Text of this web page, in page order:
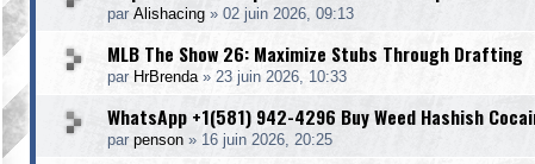
par Alishacing » 02 juin 2026, 09:13
MLB The Show 26: Maximize Stubs Through Drafting
par HrBrenda» 23 juin 2026, 10:33
WhatsApp +1(581) 942-4296 Buy Weed Hashish
par penson » 16 juin 2026, 20:25